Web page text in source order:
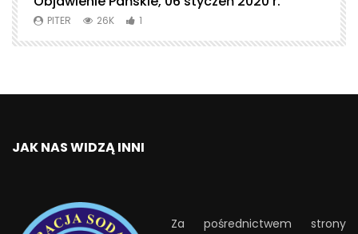
PITER 26K 1
JAK NAS WIDZĄ INNI
Za pośrednictwem strony